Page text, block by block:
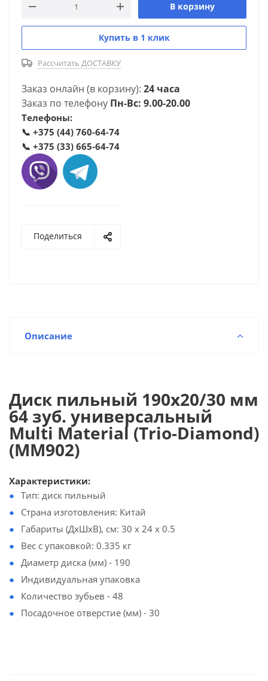
В корзину
Купить в 1 клик
Рассчитать ДОСТАВКУ
Заказ онлайн (в корзину): 24 часа
Заказ по телефону Пн-Вс: 9.00-20.00
Телефоны:
📞 +375 (44) 760-64-74
📞 +375 (33) 665-64-74
Поделиться
Описание
Диск пильный 190х20/30 мм
64 зуб. универсальный
Multi Material (Trio-Diamond)
(MM902)
Характеристики:
Тип: диск пильный
Страна изготовления: Китай
Габариты (ДхШхВ), см: 30 x 24 x 0.5
Вес с упаковкой: 0.335 кг
Диаметр диска (мм) - 190
Индивидуальная упаковка
Количество зубьев - 48
Посадочное отверстие (мм) - 30